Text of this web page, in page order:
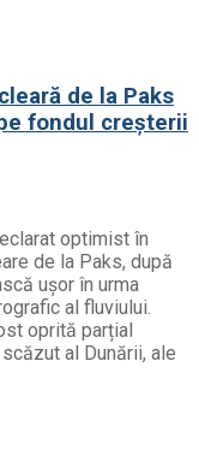
de la Paks
fondul creșterii
optimist în
de la Paks, după
ușor în urma
al fluviului.
oprită parțial
al Dunării, ale